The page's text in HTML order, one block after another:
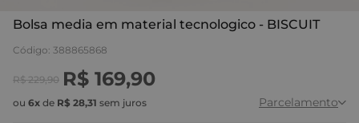
Bolsa media em material tecnologico - BISCUIT
Código: 388865868
R$ 229,90 R$ 169,90
ou 6x de R$ 28,31 sem juros Parcelamento